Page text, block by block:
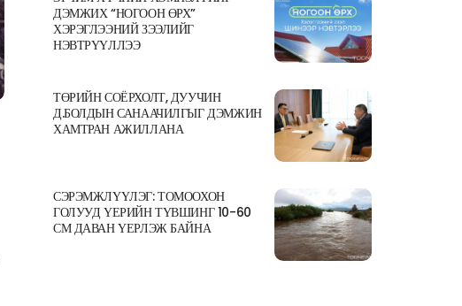
ДЭМЖИХ “НОГООН ӨРХ”
ХЭРЭГЛЭЭНИЙ ЗЭЭЛИЙГ
НЭВТРҮҮЛЛЭЭ
ТӨРИЙН СОЁРХОЛТ, ДУУЧИН
Д.БОЛДЫН САНААЧИЛГЫГ ДЭМЖИН
ХАМТРАН АЖИЛЛАНА
СЭРЭМЖЛҮҮЛЭГ: ТОМООХОН
ГОЛУУД ҮЕРИЙН ТҮВШИНГ 10-60
СМ ДАВАН ҮЕРЛЭЖ БАЙНА